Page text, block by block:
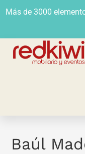
Más de 3000
Baúl